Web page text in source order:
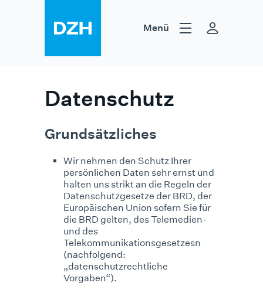
Hilfsmittel Heilmittel
Menü
Datenschutz
Grundsätzliches
Wir nehmen den Schutz Ihrer
persönlichen Daten sehr ernst und
halten uns strikt an die Regeln der
Datenschutzgesetze der BRD, der
Europäischen Union sofern Sie für
die BRD gelten, des Telemedien-
und des
Telekommunikationsgesetzesn
(nachfolgend:
„datenschutzrechtliche
Vorgaben“).